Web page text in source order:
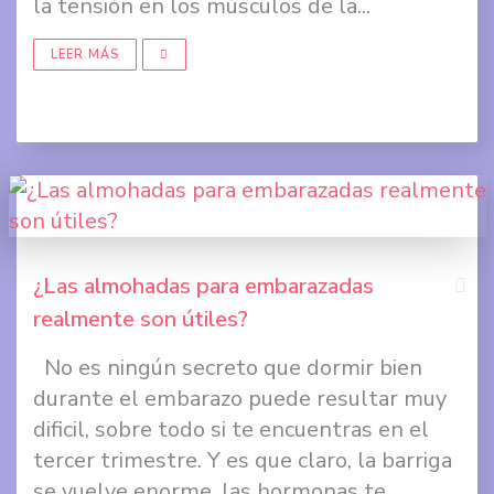
+
LEER MÁS
¿Las almohadas para embarazadas
realmente son útiles?
No es ningún secreto que dormir bien
durante el embarazo puede resultar muy
dificil, sobre todo si te encuentras en el
tercer trimestre. Y es que claro, la barriga